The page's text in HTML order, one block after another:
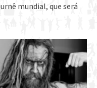
mundial, que será